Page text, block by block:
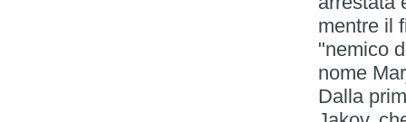
mentre il
"nemico
nome
Dalla